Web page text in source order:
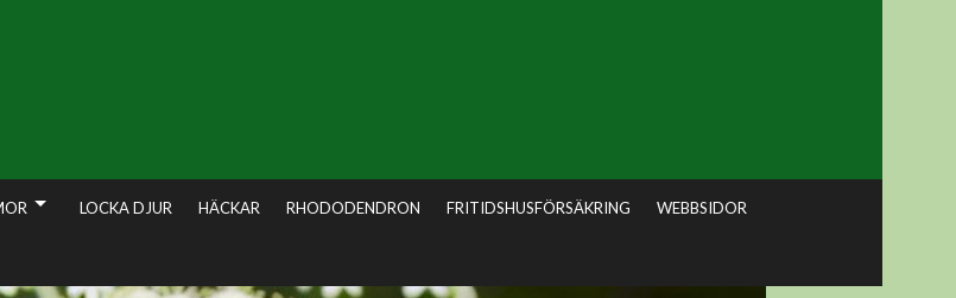
LOCKA DJUR HÄCKAR RHODODENDRON FRITIDSHUSFÖRSÄKRING WEBBSIDOR